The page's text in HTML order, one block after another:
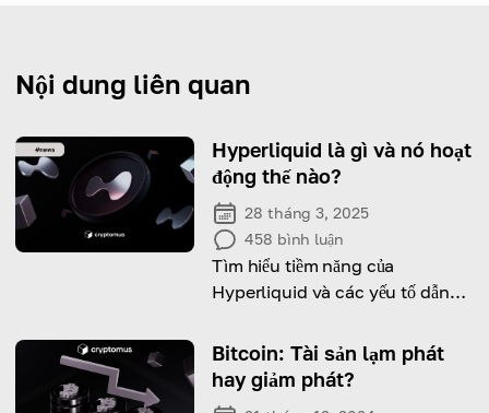
Nội dung liên quan
Hyperliquid là gì và nó hoạt
động thế nào?
28 tháng 3, 2025
458 bình luận
Tìm hiểu tiềm năng của
Hyperliquid và các yếu tố dẫn
Bitcoin: Tài sản lạm phát
hay giảm phát?